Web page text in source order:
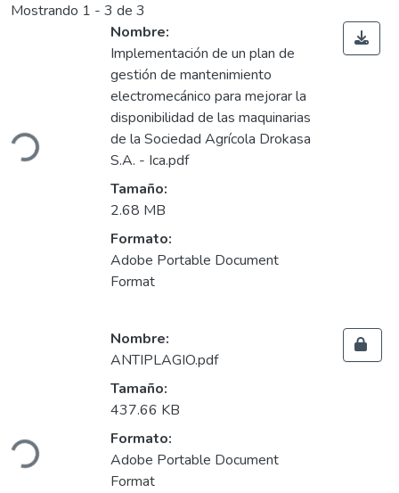
Mostrando 1 - 3 de 3
Cargando...
Nombre:
Implementación de un plan de
gestión de mantenimiento
electromecánico para mejorar la
disponibilidad de las maquinarias
de la Sociedad Agrícola Drokasa
S.A. - Ica.pdf
Tamaño:
2.68 MB
Formato:
Adobe Portable Document
Format
Cargando...
Nombre:
ANTIPLAGIO.pdf
Tamaño:
437.66 KB
Formato:
Adobe Portable Document
Format